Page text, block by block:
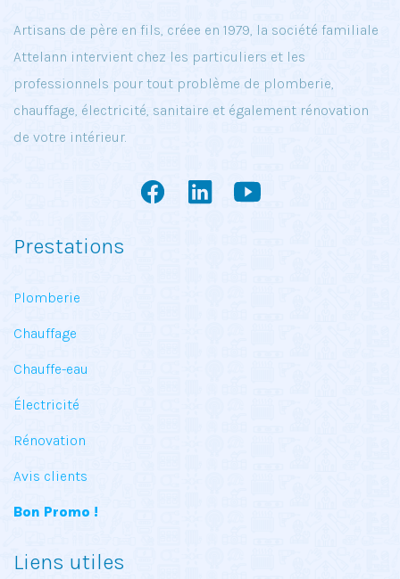
Artisans de père en fils, créee en 1979, la société familiale
Attelann intervient chez les particuliers et les
professionnels pour tout problème de plomberie,
chauffage, électricité, sanitaire et également rénovation
de votre intérieur.
Prestations
Plomberie
Chauffage
Chauffe-eau
Électricité
Rénovation
Avis clients
Bon Promo !
Liens utiles